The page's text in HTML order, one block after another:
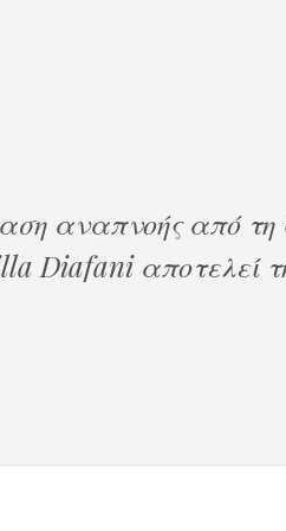
αναπνοής από τη
Diafaniαποτελεί